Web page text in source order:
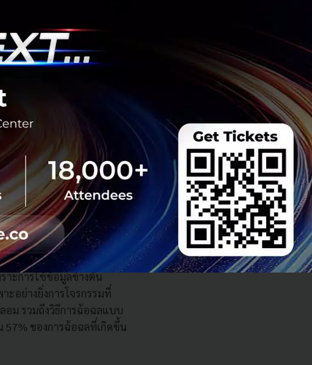
ละในปัจจุบันระบบอัจฉริยะ
ากหลายประเภท และเป็น
ลอดภัยด้วยเทคโนโลยี AI
วจจับการโจรกรรมทางการ
นครั้งในทุกๆ วัน ยากจน
องกันและตรวจสอบจึงได้
กันการทุจริต ธนาคาร TSB
ำเป็นในการตรวจจับบัญชีม้า
สำเร็จ”
ารประเมินความเสี่ยง โดย
ติกรรมทางการเงินของ
าะการใช้ข้อมูลข้างต้น
อย่างยิ่งการโจรกรรมที่
อม รวมถึงวิธีการฉ้อฉลแบบ
57% ของการฉ้อฉลที่เกิดขึ้น